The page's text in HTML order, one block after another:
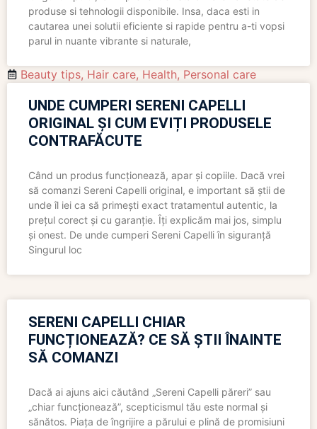
produse si tehnologii disponibile. Insa, daca esti in
cautarea unei solutii eficiente si rapide pentru a-ti vopsi
parul in nuante vibrante si naturale,
Beauty tips, Hair care, Health, Personal care
UNDE CUMPERI SERENI CAPELLI
ORIGINAL ȘI CUM EVIȚI PRODUSELE
CONTRAFĂCUTE
Când un produs funcționează, apar și copiile. Dacă vrei
să comanzi Sereni Capelli original, e important să știi de
unde îl iei ca să primești exact tratamentul autentic, la
prețul corect și cu garanție. Îți explicăm mai jos, simplu
și onest. De unde cumperi Sereni Capelli în siguranță
Singurul loc
SERENI CAPELLI CHIAR
FUNCȚIONEAZĂ? CE SĂ ȘTII ÎNAINTE
SĂ COMANZI
Dacă ai ajuns aici căutând „Sereni Capelli păreri” sau
„chiar funcționează”, scepticismul tău este normal și
sănătos. Piața de îngrijire a părului e plină de promisiuni